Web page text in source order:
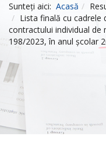
Sunteți aici: Acasă
Lista finală cu cadrele
contractului individual de
198/2023, în anul școlar